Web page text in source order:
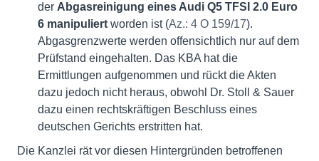
der Abgasreinigung eines Audi Q5 TFSI 2.0 Euro
6 manipuliertworden ist (Az.: 4 O 159/17).
Abgasgrenzwerte werden offensichtlich nur auf dem
Prüfstand eingehalten. Das KBA hat die
Ermittlungen aufgenommen und rückt die Akten
dazu jedoch nicht heraus, obwohl Dr. Stoll & Sauer
dazu einen rechtskräftigen Beschluss eines
deutschen Gerichts erstritten hat.
Die Kanzlei rät vor diesen Hintergründen betroffenen